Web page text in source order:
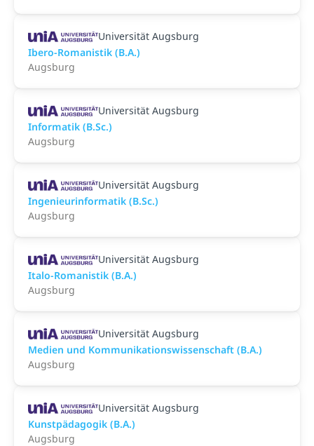
Universität Augsburg
Ibero-Romanistik (B.A.)
Augsburg
Universität Augsburg
Informatik (B.Sc.)
Augsburg
Universität Augsburg
Ingenieurinformatik (B.Sc.)
Augsburg
Universität Augsburg
Italo-Romanistik (B.A.)
Augsburg
Universität Augsburg
Medien und Kommunikationswissenschaft (B.A.)
Augsburg
Universität Augsburg
Kunstpädagogik (B.A.)
Augsburg